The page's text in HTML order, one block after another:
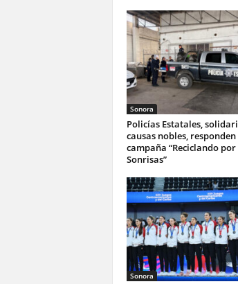
Sonora
Policías Estatales,
causas nobles, responden
campaña “Reciclando por
Sonrisas”
Sonora